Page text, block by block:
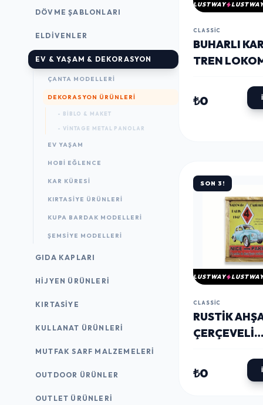
DÖVME ŞABLONLARI
ELDIVENLER
EV & YAŞAM & DEKORASYON
ÇANTA MODELLERI
DEKORASYON ÜRÜNLERI
- BIBLO & MAKET
- VINTAGE METAL PANOLAR
EV YAŞAM
HOBI EĞLENCE
KAR KÜRESI
KIRTASIYE ÜRÜNLERI
KUPA BARDAK MODELLERI
ŞEMSIYE MODELLERI
GIDA KAPLARI
HIJYEN ÜRÜNLERI
KIRTASİYE
KULLANAT ÜRÜNLERI
MUTFAK SARF MALZEMELERI
OUTDOOR ÜRÜNLER
OUTLET ÜRÜNLERI
LUSTWAY
CLASSIC
BUHARLI
TREN
SIYAH 32CM
₺0
SON 3!
LUSTWAY
CLASSIC
RUSTIK
ÇERÇEVELI
PANO NICE
₺0